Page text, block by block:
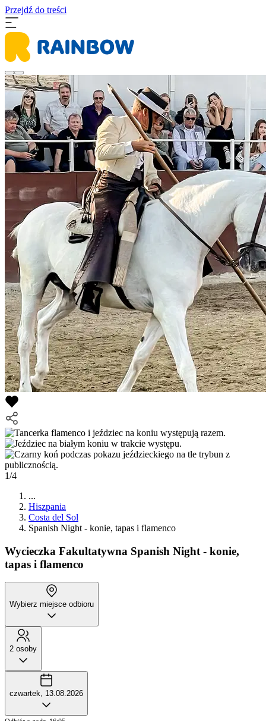
Przejdź do treści
1/4
...
Hiszpania
Costa del Sol
Spanish Night - konie, tapas i flamenco
Wycieczka Fakultatywna Spanish Night - konie,
tapas i flamenco
Wybierz miejsce odbioru
2 osoby
czwartek, 13.08.2026